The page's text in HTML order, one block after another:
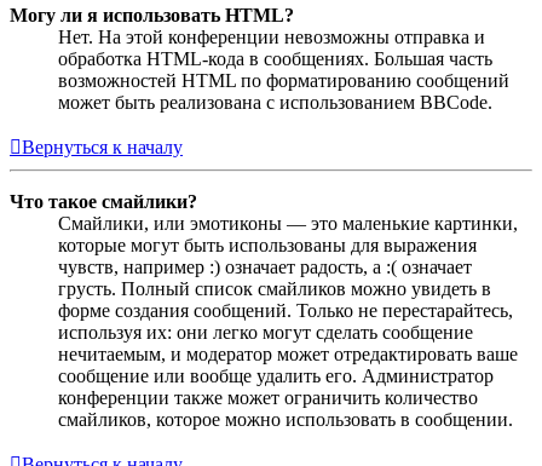
Могу ли я использовать HTML?
Нет. На этой конференции невозможны отправка и
обработка HTML-кода в сообщениях. Большая часть
возможностей HTML по форматированию сообщений
может быть реализована с использованием BBCode.
Вернуться к началу
Что такое смайлики?
Смайлики, или эмотиконы — это маленькие картинки,
которые могут быть использованы для выражения
чувств, например :) означает радость, а :( означает
грусть. Полный список смайликов можно увидеть в
форме создания сообщений. Только не перестарайтесь,
используя их: они легко могут сделать сообщение
нечитаемым, и модератор может отредактировать ваше
сообщение или вообще удалить его. Администратор
конференции также может ограничить количество
смайликов, которое можно использовать в сообщении.